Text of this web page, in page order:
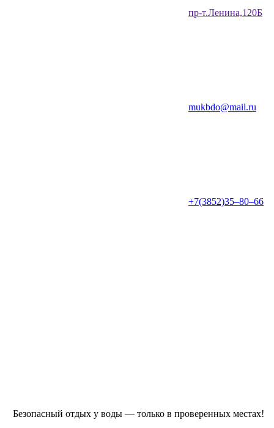
​пр-т.Ленина,120Б​
mukbdo@mail.ru
+7(3852)35‒80‒66
Безопасный отдых у воды — только в проверенных местах!